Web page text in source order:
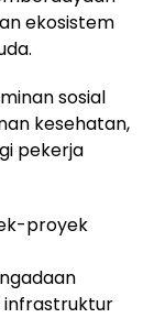
ekosistem
sosial
kesehatan,
pekerja
proyek
infrastruktur